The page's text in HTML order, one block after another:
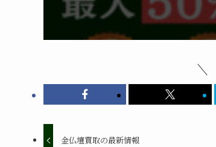
金仏壇買取の最新情報